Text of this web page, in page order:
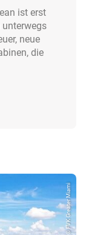
ist erst
neue
die
© FVK Greater Miami